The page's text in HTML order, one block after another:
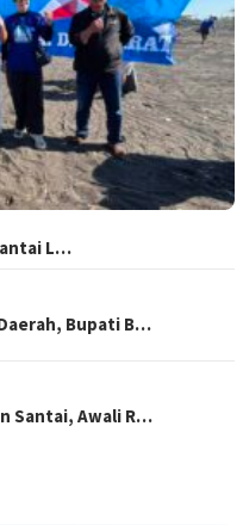
L…
Bupati B…
Santai, Awali R…